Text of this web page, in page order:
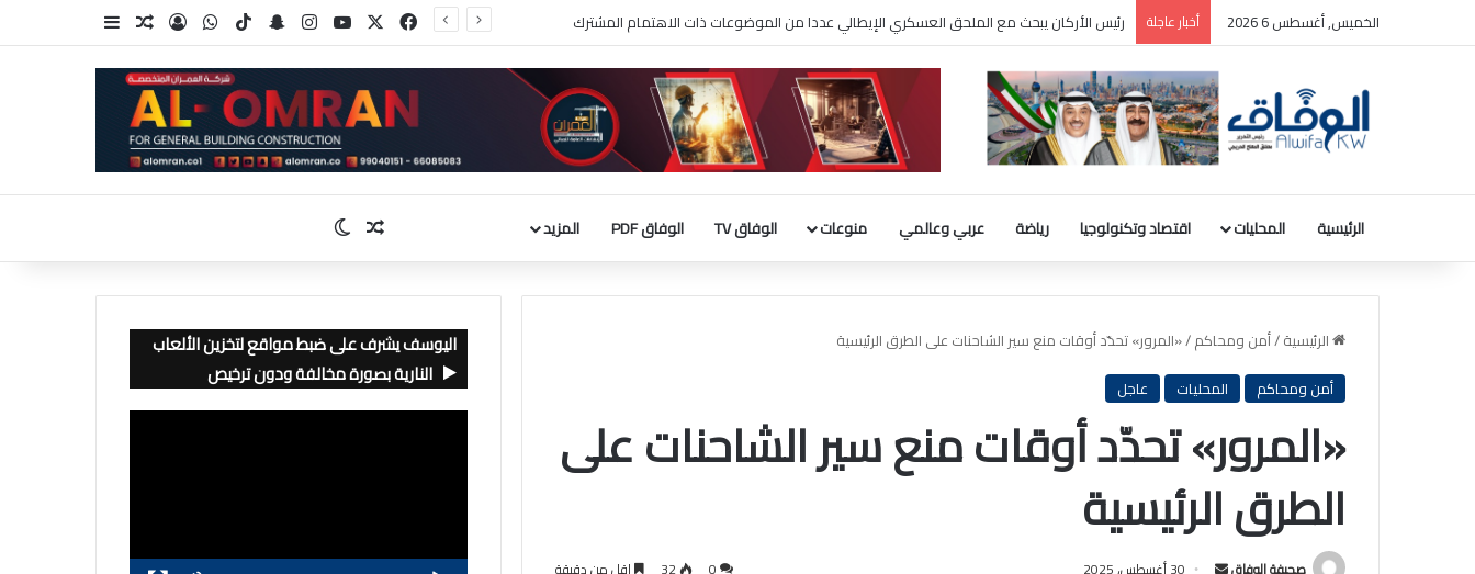
الخميس, أغسطس 6 2026 أخبار عاجلة “الصحة” تفتتح قسم علاج أسنان الأطفال بمركز المطلاع للحوادث (10 N) فيسبوك ‫YouTubeانستقرامسناب تشات
‫TikTokواتسابتسجيل الدخول
مقال عشوائي
إضافة عمود
الرئيسية المحليات اقتصاد وتكنولوجيا رياضة عربي وعالمي منوعات الوفاق TV الوفاق PDF المزيد مقال عشوائي
الوضع المظلم
الرئيسية/أمن ومحاكم/«المرور» تحدّد أوقات منع سير الشاحنات على الطرق الرئيسية
أمن ومحاكم
المحليات عاجل
«المرور» تحدّد أوقات منع سير الشاحنات على
الطرق الرئيسية
صحيفة الوفاق
أرسل 30 أغسطس، 2025 0
32 اقل من دقيقة
اليوسف يشرف على ضبط مواقع لتخزين الألعاب
النارية بصورة مخالفة ودون ترخيص